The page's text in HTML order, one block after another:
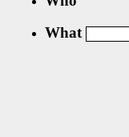
What